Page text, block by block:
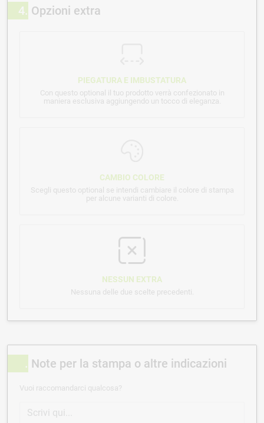
4 Opzioni extra
PIEGATURA E IMBUSTATURA
Con questo optional il tuo prodotto verrà confezionato in
maniera esclusiva aggiungendo un tocco di eleganza.
CAMBIO COLORE
Scegli questo optional se intendi cambiare il colore di stampa
per alcune varianti di colore.
NESSUN EXTRA
Nessuna delle due scelte precedenti.
Note per la stampa o altre indicazioni
Vuoi raccomandarci qualcosa?